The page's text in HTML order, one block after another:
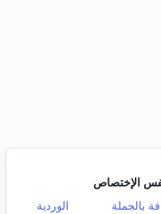
الإختصاص
بالجملة
الوردية